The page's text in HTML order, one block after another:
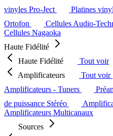
vinyles Pro-Ject
Platines
Ortofon
Cellules Audio-
Cellules Nagaoka
Haute Fidélité
Haute Fidélité
Tout voir
Amplificateurs
Tout voir
Amplificateurs - Tuners
de puissance Stéréo
Amplificateurs Multicanaux
Sources